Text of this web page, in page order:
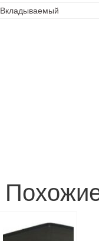
Вкладываемый